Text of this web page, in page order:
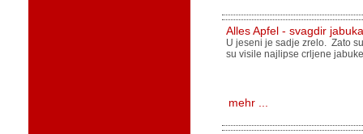
Alles Apfel - svagdir
U jeseni je sadje zrelo. Zato
su visile najlipse crljene
mehr ...